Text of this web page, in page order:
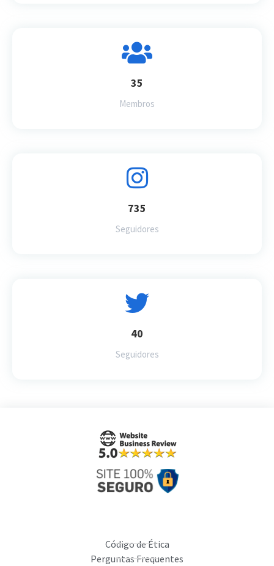
35
Membros
735
Seguidores
40
Seguidores
Código de Ética
Perguntas Frequentes